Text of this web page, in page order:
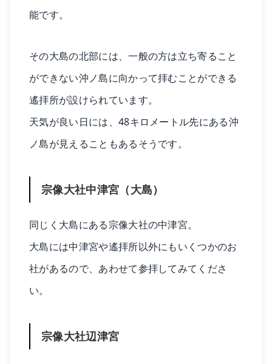
能です。
その大島の北部には、一般の方は立ち寄ること
ができない沖ノ島に向かって拝むことができる
遙拝所が設けられています。
天気が良い日には、48キロメートル先にある沖
ノ島が見えることもあるそうです。
宗像大社中津宮（大島）
同じく大島にある宗像大社の中津宮。
大島には中津宮や遙拝所以外にもいくつかのお
社があるので、あわせて参拝してみてくださ
い。
宗像大社辺津宮